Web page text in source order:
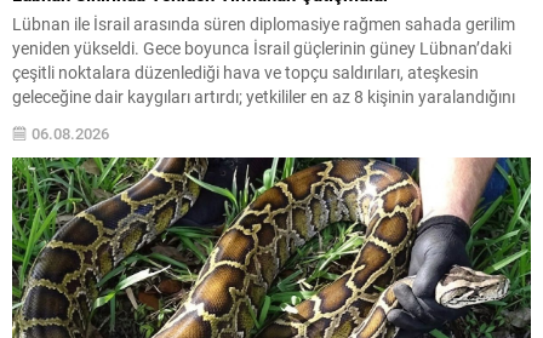
Lübnan ile İsrail arasında süren diplomasiye rağmen sahada gerilim
yeniden yükseldi. Gece boyunca İsrail güçlerinin güney Lübnan’daki
çeşitli noktalara düzenlediği hava ve topçu saldırıları, ateşkesin
geleceğine dair kaygıları artırdı; yetkililer en az 8 kişinin yaralandığını
bildirdi. Sur kentine yakın Burc Şimali Mahallesi, insansız hava araçları
tarafından üst üste üç kez...
06.08.2026